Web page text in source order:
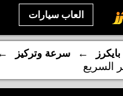
العاب سيارات
← سرعة وتركيز
السريع